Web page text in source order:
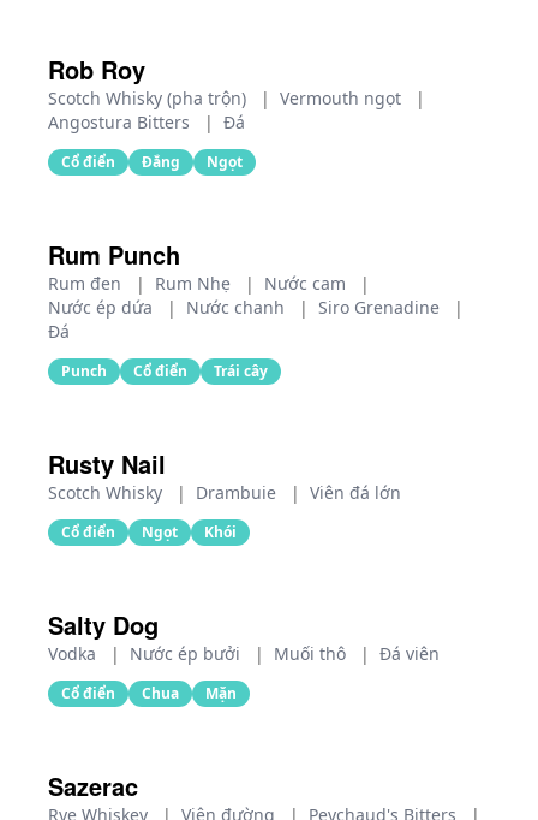
Rob Roy
Scotch Whisky (pha trộn) | Vermouth ngọt
|
Angostura Bitters
| Đá
Cổ điển Đắng Ngọt
Rum Punch
Rum đen | Rum Nhẹ | Nước cam
|
Nước ép dứa
| Nước chanh | Siro Grenadine
|
Đá
Punch Cổ điển Trái cây
Rusty Nail
Scotch Whisky | Drambuie | Viên đá lớn
Cổ điển Ngọt Khói
Salty Dog
Vodka | Nước ép bưởi | Muối thô | Đá viên
Cổ điển Chua Mặn
Sazerac
Rye Whiskey | Viên đường | Peychaud's Bitters |